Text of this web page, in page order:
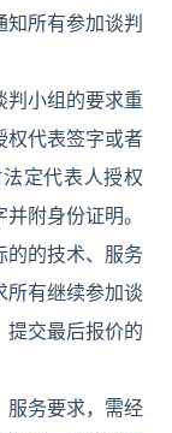
所有参加谈判
判小组的要求重
权代表签字或者
定代表人授权
附身份证明。
的的技术、服务
所有继续参加谈
提交最后报价的
服务要求，需经